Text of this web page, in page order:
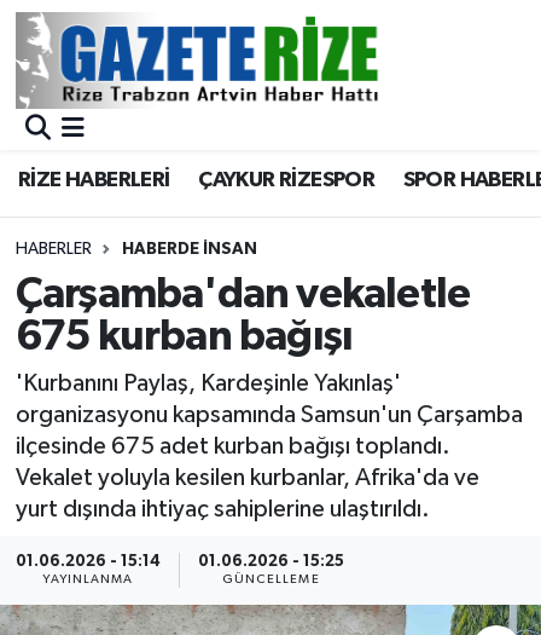
RİZE HABERLERİ ÇAYKUR RİZESPOR SPOR
HABERLER HABERDE İNSAN
Çarşamba'dan vekaletle
675 kurban bağışı
'Kurbanını Paylaş, Kardeşinle Yakınlaş'
organizasyonu kapsamında Samsun'un Çarşamba
ilçesinde 675 adet kurban bağışı toplandı.
Vekalet yoluyla kesilen kurbanlar, Afrika'da ve
yurt dışında ihtiyaç sahiplerine ulaştırıldı.
01.06.2026 - 15:14
YAYINLANMA
01.06.2026 - 15:25
GÜNCELLEME
BÖLGEMİZ
Asayiş
Rize Jandarma Komutanlığı
Bilim Teknoloji
Canlı Maç
ÇEVRE
Merkez Nöbetçi Eczaneler
Merkez Trafik Yoğunluk Haritası
Süper Lig Puan Durumu ve Fikstür
Tüm Manşetler
Son Dakika Haberleri